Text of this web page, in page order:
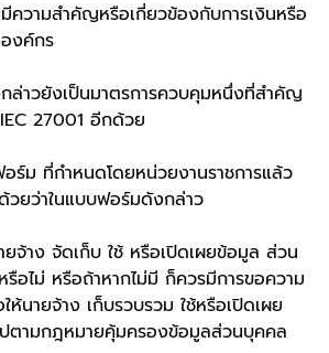
ความสำคัญหรือเกี่ยวข้องกับการเงินหรือ
งค์กร
ล่าวยังเป็นมาตรการควบคุมหนึ่งที่สำคัญ
27001 อีกด้วย
ร์ม ที่กำหนดโดยหน่วยงานราชการแล้ว
วยว่าในแบบฟอร์มดังกล่าว
จ้าง จัดเก็บ ใช้ หรือเปิดเผยข้อมูล ส่วน
อไม่ หรือถ้าหากไม่มี ก็ควรมีการขอความ
นายจ้าง เก็บรวบรวม ใช้หรือเปิดเผย
ปตามกฎหมายคุ้มครองข้อมูลส่วนบุคคล